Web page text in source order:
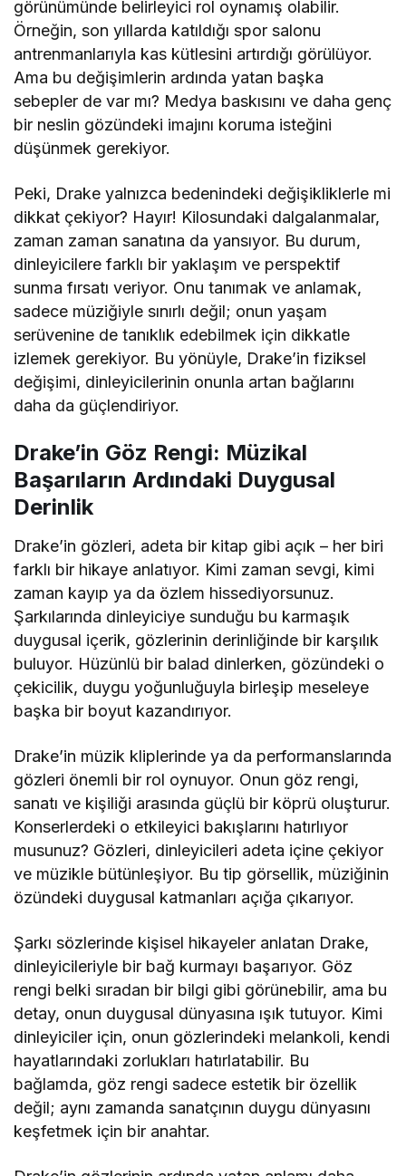
görünümünde belirleyici rol oynamış olabilir.
Örneğin, son yıllarda katıldığı spor salonu
antrenmanlarıyla kas kütlesini artırdığı görülüyor.
Ama bu değişimlerin ardında yatan başka
sebepler de var mı? Medya baskısını ve daha genç
bir neslin gözündeki imajını koruma isteğini
düşünmek gerekiyor.
Peki, Drake yalnızca bedenindeki değişikliklerle mi
dikkat çekiyor? Hayır! Kilosundaki dalgalanmalar,
zaman zaman sanatına da yansıyor. Bu durum,
dinleyicilere farklı bir yaklaşım ve perspektif
sunma fırsatı veriyor. Onu tanımak ve anlamak,
sadece müziğiyle sınırlı değil; onun yaşam
serüvenine de tanıklık edebilmek için dikkatle
izlemek gerekiyor. Bu yönüyle, Drake’in fiziksel
değişimi, dinleyicilerinin onunla artan bağlarını
daha da güçlendiriyor.
Drake’in Göz Rengi: Müzikal
Başarıların Ardındaki Duygusal
Derinlik
Drake’in gözleri, adeta bir kitap gibi açık – her biri
farklı bir hikaye anlatıyor. Kimi zaman sevgi, kimi
zaman kayıp ya da özlem hissediyorsunuz.
Şarkılarında dinleyiciye sunduğu bu karmaşık
duygusal içerik, gözlerinin derinliğinde bir karşılık
buluyor. Hüzünlü bir balad dinlerken, gözündeki o
çekicilik, duygu yoğunluğuyla birleşip meseleye
başka bir boyut kazandırıyor.
Drake’in müzik kliplerinde ya da performanslarında
gözleri önemli bir rol oynuyor. Onun göz rengi,
sanatı ve kişiliği arasında güçlü bir köprü oluşturur.
Konserlerdeki o etkileyici bakışlarını hatırlıyor
musunuz? Gözleri, dinleyicileri adeta içine çekiyor
ve müzikle bütünleşiyor. Bu tip görsellik, müziğinin
özündeki duygusal katmanları açığa çıkarıyor.
Şarkı sözlerinde kişisel hikayeler anlatan Drake,
dinleyicileriyle bir bağ kurmayı başarıyor. Göz
rengi belki sıradan bir bilgi gibi görünebilir, ama bu
detay, onun duygusal dünyasına ışık tutuyor. Kimi
dinleyiciler için, onun gözlerindeki melankoli, kendi
hayatlarındaki zorlukları hatırlatabilir. Bu
bağlamda, göz rengi sadece estetik bir özellik
değil; aynı zamanda sanatçının duygu dünyasını
keşfetmek için bir anahtar.